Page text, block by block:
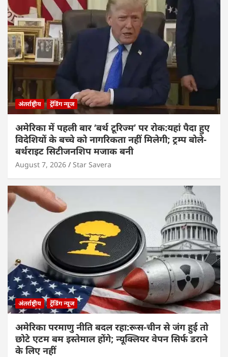
अंतर्राष्ट्रीय ट्रेंडिंग न्यूज
अमेरिका में पहली बार ‘बर्थ टूरिज्म’ पर रोक:यहां पैदा हुए
विदेशियों के बच्चे को नागरिकता नहीं मिलेगी; ट्रम्प बोले-
बर्थराइट सिटीजनशिप मजाक बनी
August 7, 2026 Star Savera
अंतर्राष्ट्रीय ट्रेंडिंग न्यूज
अमेरिका परमाणु नीति बदल रहा:रूस-चीन से जंग हुई तो
छोटे एटम बम इस्तेमाल होंगे; न्यूक्लियर वेपन सिर्फ डराने
के लिए नहीं